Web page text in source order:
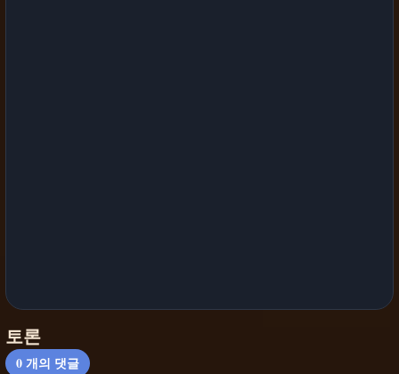
토론
0개의 댓글